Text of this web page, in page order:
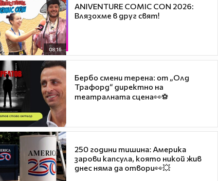
08:16
ANIVENTURE COMIC CON 2026:
Влязохме в друг свят!
Бербо смени терена: от „Олд
Трафорд“ директно на
театралната сцена👀⚽
250 години тишина: Америка
зарови капсула, която никой жив
днес няма да отвори👀💥